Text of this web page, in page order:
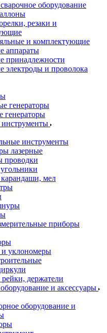
оборудование
резаки и
и комплектующие
аппараты
принадлежности
электроды и проволока
генераторы
генераторы
инструменты
лазерные
проводки
мел
приборы
уклономеры
держатели
и аксессуары
оборудование и